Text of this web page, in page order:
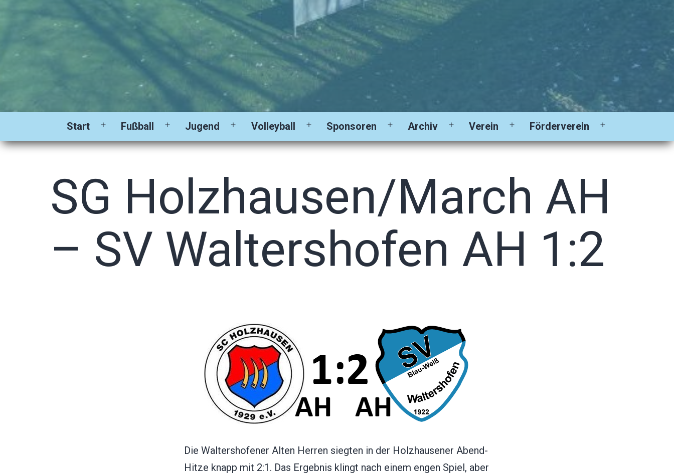
Start
Menü
öffnen
Fußball
Menü
öffnen
Jugend
Menü
öffnen
Volleyball
Menü
öffnen
Sponsoren
Menü
öffnen
Archiv
Menü
öffnen
Verein
Menü
öffnen
Förderverein
öffnen
SG Holzhausen/March AH
– SV Waltershofen AH 1:2
Die Waltershofener Alten Herren siegten in der Holzhausener Abend-
Hitze knapp mit 2:1. Das Ergebnis klingt nach einem engen Spiel, aber